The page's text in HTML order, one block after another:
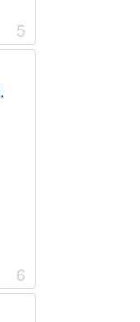
5
6